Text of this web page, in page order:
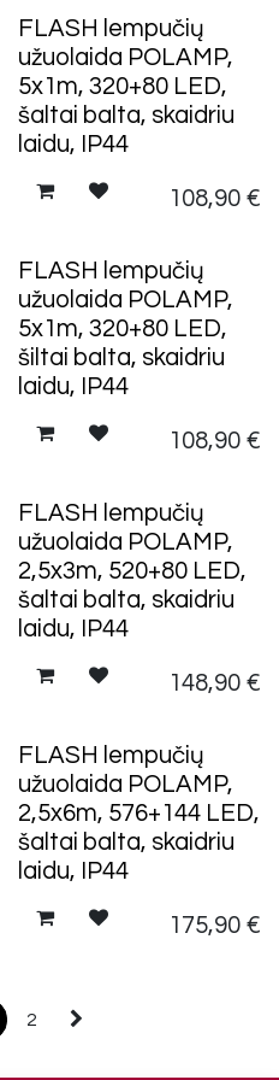
FLASH lempučių
užuolaida POLAMP,
5x1m, 320+80 LED,
šaltai balta, skaidriu
laidu, IP44
108,90€
FLASH lempučių
užuolaida POLAMP,
5x1m, 320+80 LED,
šiltai balta, skaidriu
laidu, IP44
108,90€
FLASH lempučių
užuolaida POLAMP,
2,5x3m, 520+80 LED,
šaltai balta, skaidriu
laidu, IP44
148,90€
FLASH lempučių
užuolaida POLAMP,
2,5x6m, 576+144 LED,
šaltai balta, skaidriu
laidu, IP44
175,90€
2